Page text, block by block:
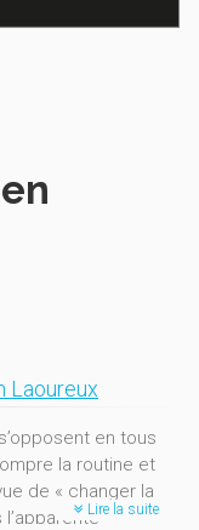
Laoureux
en tous
la routine et
de « changer la
Lire la suite